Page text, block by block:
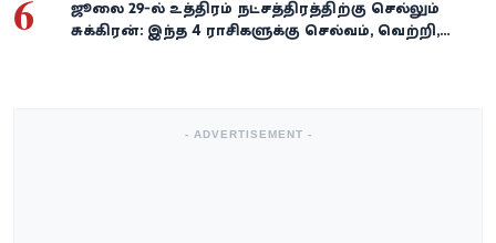
6
ஜூலை 29-ல் உத்திரம் நட்சத்திரத்திற்கு செல்லும்
சுக்கிரன்: இந்த 4 ராசிகளுக்கு செல்வம், வெற்றி,
- ADVERTISEMENT -